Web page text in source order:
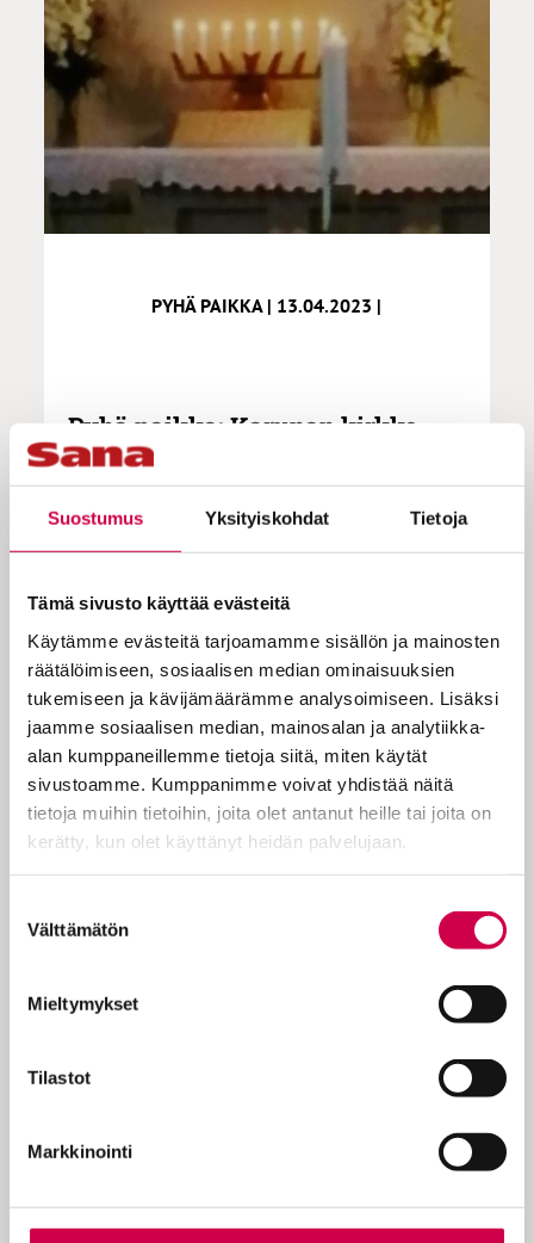
Suostumus Yksityiskohdat Tietoja
Tämä sivusto käyttää evästeitä
Käytämme evästeitä tarjoamamme sisällön ja mainosten
räätälöimiseen, sosiaalisen median ominaisuuksien
tukemiseen ja kävijämäärämme analysoimiseen. Lisäksi
jaamme sosiaalisen median, mainosalan ja analytiikka-
alan kumppaneillemme tietoja siitä, miten käytät
sivustoamme. Kumppanimme voivat yhdistää näitä
tietoja muihin tietoihin, joita olet antanut heille tai joita on
kerätty, kun olet käyttänyt heidän palvelujaan.
valinta
Välttämätön
Mieltymykset
Tilastot
Markkinointi
PYHÄ PAIKKA | 13.04.2023 |
Pyhä paikka: Karunan kirkko
pyhästä paikasta. Lähetä oma kuvasi
ja tekstisi osoitteeseen:
toimitus@sana.fi.
Alttaritaulun Herra lähestyi pienen tytön
sielua lempeästi Karunan kirkossa.
Mummolan kirkkokäynnit avasivat tien ja
Tutustu Sanan digitilaukseen
1 € / 1 kk. Se on helppoa ja